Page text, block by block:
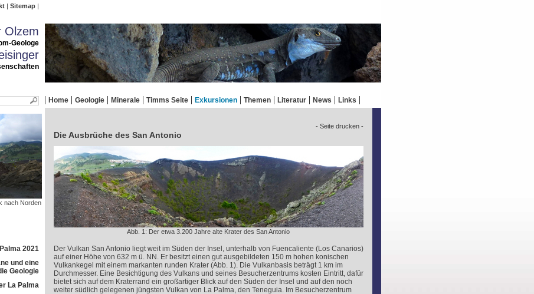
Sitemap
Olzem
Geologe
Home Geologie Minerale Timms Seite Exkursionen Themen Literatur News Links
nach Norden
2021
und eine
Geologie
La Palma
- Seite drucken -
Die Ausbrüche des San Antonio
Abb. 1: Der etwa 3.200 Jahre alte Krater des San Antonio
Der Vulkan San Antonio liegt weit im Süden der Insel, unterhalb von Fuencaliente (Los Canarios)
auf einer Höhe von 632 m ü. NN. Er besitzt einen gut ausgebildeten 150 m hohen konischen
Vulkankegel mit einem markanten runden Krater (Abb. 1). Die Vulkanbasis beträgt 1 km im
Durchmesser. Eine Besichtigung des Vulkans und seines Besucherzentrums kosten Eintritt, dafür
bietet sich auf dem Kraterrand ein großartiger Blick auf den Süden der Insel und auf den noch
weiter südlich gelegenen jüngsten Vulkan von La Palma, den Teneguia. Im Besucherzentrum